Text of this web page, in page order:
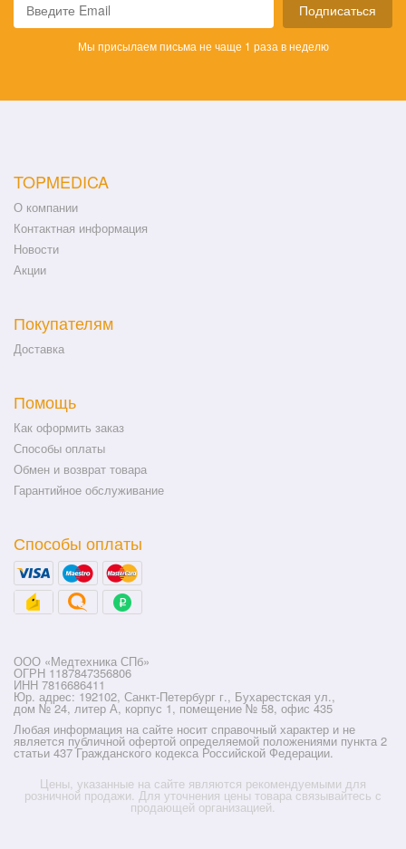
Подписаться
Мы присылаем письма не чаще 1 раза в неделю
TOPMEDICA
О компании
Контактная информация
Новости
Акции
Покупателям
Доставка
Помощь
Как оформить заказ
Способы оплаты
Обмен и возврат товара
Гарантийное обслуживание
Способы оплаты
ООО «Медтехника СПб»
ОГРН 1187847356806
ИНН 7816686411
Юр. адрес: 192102, Санкт-Петербург г., Бухарестская ул.,
дом № 24, литер А, корпус 1, помещение № 58, офис 435
Любая информация на сайте носит справочный характер и не
является публичной офертой определяемой положениями пункта 2
статьи 437 Гражданского кодекса Российской Федерации.
Цены, указанные на сайте являются рекомендуемыми для
розничной продажи. Для уточнения цены товара связывайтесь с
продающей организацией.